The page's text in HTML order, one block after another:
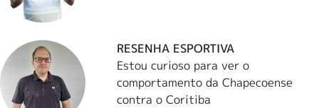
RESENHA ESPORTIVA
Estou curioso para ver o
comportamento da Chapecoense
contra o Coritiba